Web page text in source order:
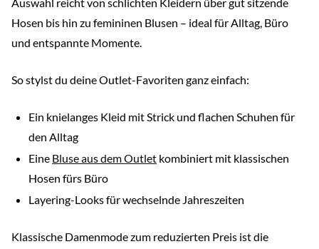
Hosen bis hin zu femininen Blusen – ideal für Alltag, Büro
und entspannte Momente.
So stylst du deine Outlet-Favoriten ganz einfach:
Ein knielanges Kleid mit Strick und flachen Schuhen für
den Alltag
Eine Bluse aus dem Outlet kombiniert mit klassischen
Hosen fürs Büro
Layering-Looks für wechselnde Jahreszeiten
Klassische Damenmode zum reduzierten Preis ist die